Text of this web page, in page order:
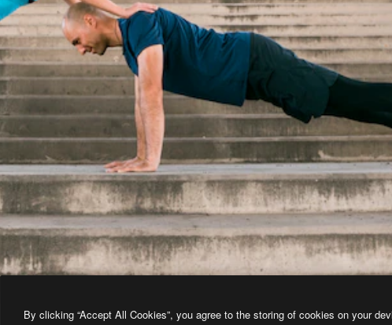
By clicking “Accept All Cookies”, you agree to the storing of cookies on your